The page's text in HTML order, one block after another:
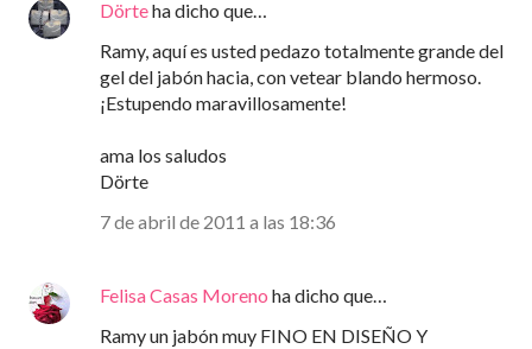
Dörteha dicho que…
Ramy, aquí es usted pedazo totalmente grande del
gel del jabón hacia, con vetear blando hermoso.
¡Estupendo maravillosamente!
ama los saludos
Dörte
7 de abril de 2011 a las 18:36
Felisa Casas Moreno ha dicho que…
Ramy un jabón muy FINO EN DISEÑO Y